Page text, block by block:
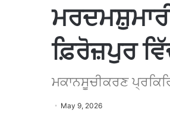
ਫ਼ਿਰੋਜ਼ਪੁਰ
ਮਕਾਨਸੂਚੀਕਰਣ
May 9, 2026